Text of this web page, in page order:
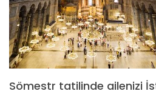
Sömestr tatilinde ailenizi